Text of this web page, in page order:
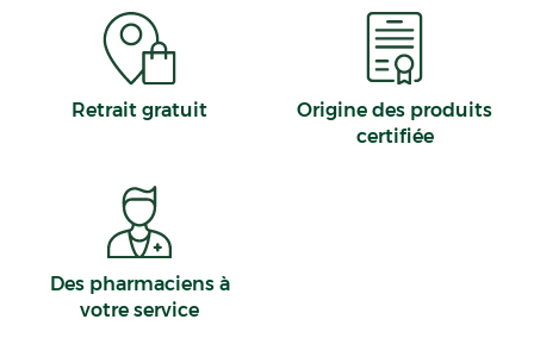
Retrait gratuit
Origine des produits
certifiée
Des pharmaciens à
votre service